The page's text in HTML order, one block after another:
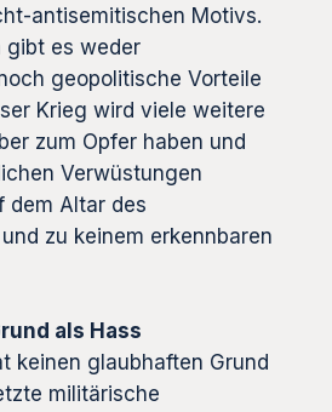
antisemitischen Motivs.
gibt es weder
geopolitische Vorteile
Krieg wird viele weitere
zum Opfer haben und
Verwüstungen
dem Altar des
zu keinem erkennbaren
als Hass
keinen glaubhaften Grund
militärische